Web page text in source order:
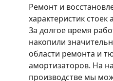
Ремонт и
характеристик стоек
За долгое время
накопили
области ремонта и
амортизаторов. На
производстве мы